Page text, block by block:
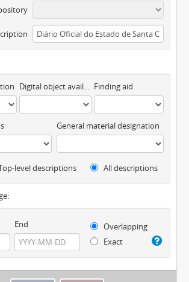
Digital object available Finding aid
General material designation
level descriptions All descriptions
End
Overlapping
Exact